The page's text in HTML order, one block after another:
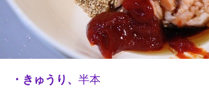
・きゅうり、 半本